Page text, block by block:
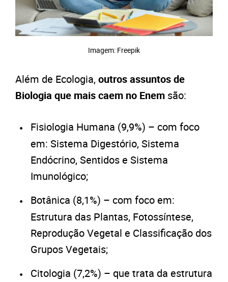
Imagem: Freepik
Além de Ecologia, outros assuntos de
Biologia que mais caem no Enem são:
Fisiologia Humana (9,9%) – com foco
em: Sistema Digestório, Sistema
Endócrino, Sentidos e Sistema
Imunológico;
Botânica (8,1%) – com foco em:
Estrutura das Plantas, Fotossíntese,
Reprodução Vegetal e Classificação dos
Grupos Vegetais;
Citologia (7,2%) – que trata da estrutura